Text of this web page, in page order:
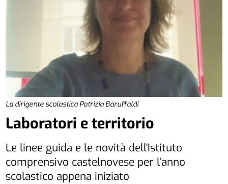
La dirigente scolastica Patrizia Baruffaldi
Laboratori e territorio
Le linee guida e le novità dell'Istituto
comprensivo castelnovese per l’anno
scolastico appena iniziato